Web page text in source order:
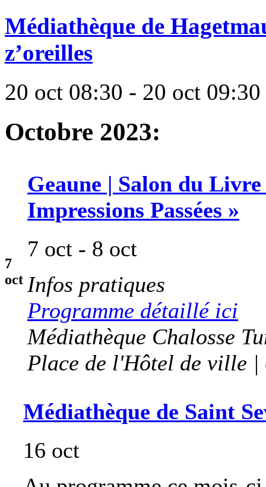
Médiathèque de
z’oreilles
20 oct 08:30 - 20 oct 09:30
Octobre 2023:
7
oct
Geaune | Salon du
Impressions Passées »
7 oct - 8 oct
Infos pratiques
Programme détaillé ici
Médiathèque Chalosse
Place de l'Hôtel de ville |
Médiathèque de Saint
16 oct